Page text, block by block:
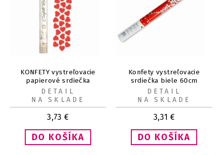
KONFETY vystreľovacie
papierové srdiečka
červené 60cm
3,73 €
DETAIL
NA SKLADE
Konfety vystreľovacie
srdiečka biele 60cm
3,31 €
DETAIL
NA SKLADE